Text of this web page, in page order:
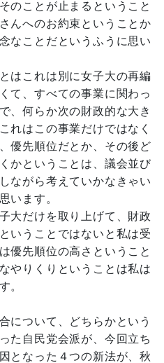
のことが止まるということ
んへのお約束ということか
なことだというふうに思い
はこれは別に女子大の再編
て、すべての事業に関わっ
、何らか次の財政的な大き
れはこの事業だけではなく
優先順位だとか、その後ど
かということは、議会並び
ながら考えていかなきゃい
います。
大だけを取り上げて、財政
いうことではないと私は受
優先順位の高さということ
やりくりということは私は
。
について、どちらかという
た自民党会派が、今回立ち
となった４つの新法が、秋